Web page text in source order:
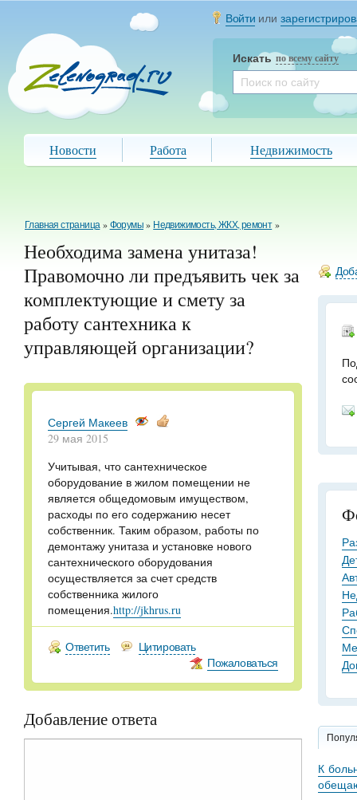
Войти или
Искать по всему сайту
Новости Работа Недвижимость
Главная страница »Форумы» Недвижимость, ЖКХ, ремонт »
Необходима замена унитаза!
Правомочно ли предъявить чек за
комплектующие и смету за
работу сантехника к
управляющей организации?
Сергей Макеев
29 мая 2015
Учитывая, что сантехническое
оборудование в жилом помещении не
является общедомовым имуществом,
расходы по его содержанию несет
собственник. Таким образом, работы по
демонтажу унитаза и установке нового
сантехнического оборудования
осуществляется за счет средств
собственника жилого
помещения.http://jkhrus.ru
Ответить
Цитировать
Пожаловаться
Добавление ответа
К